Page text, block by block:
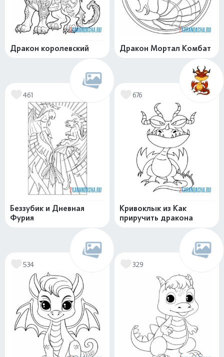
Дракон королевский Дракон Мортал Комбат
461
Беззубик и Дневная
Фурия
676
Кривоклык из Как
приручить дракона
534 329